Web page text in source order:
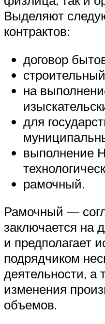
Выделяют
контрактов:
договор
на
для
выполнение
рамочный.
Рамочный —
заключается на
и предполагает
подрядчиком
деятельности, а
изменения
объемов.